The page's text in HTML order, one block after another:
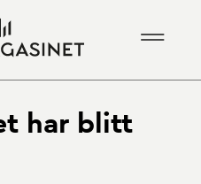
har blitt